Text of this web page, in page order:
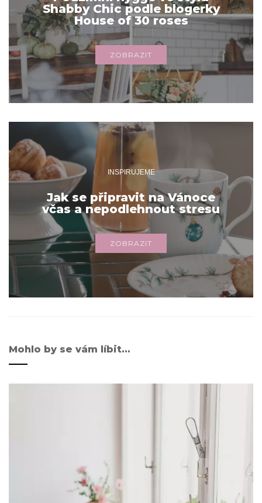
Shabby Chic podle blogerky
House of 30 roses
ZOBRAZIT
INSPIRUJEME
Jak se připravit na Vánoce
včas a nepodlehnout stresu
ZOBRAZIT
Mohlo by se vám líbit…